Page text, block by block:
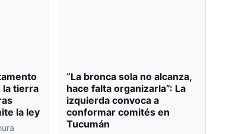
la tierra
la ley
“La bronca sola no alcanza,
hace falta organizarla”: La
izquierda convoca a
conformar comités en
Tucumán